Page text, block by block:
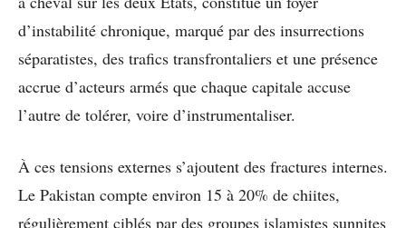
d’instabilité chronique, marqué par des insurrections
séparatistes, des trafics transfrontaliers et une présence
accrue d’acteurs armés que chaque capitale accuse
l’autre de tolérer, voire d’instrumentaliser.
À ces tensions externes s’ajoutent des fractures internes.
Le Pakistan compte environ 15 à 20% de chiites,
régulièrement ciblés par des groupes islamistes sunnites